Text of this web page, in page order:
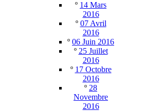
º 14 Mars
2016
º 07 Avril
2016
º 06 Juin 2016
º 25 Juillet
2016
º 17 Octobre
2016
º 28
Novembre
2016